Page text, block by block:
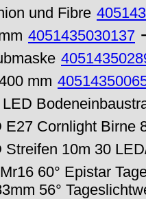
und Fibre
4051435030137
mm
LED
E27 Cornlight Birne
Streifen 10m 30
60° Epistar
56°